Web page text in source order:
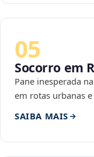
05
Socorro em
Pane inesperada
em rotas urbanas
SAIBA MAIS